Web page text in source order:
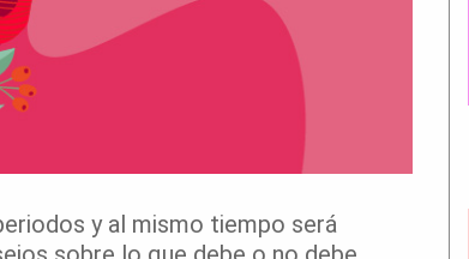
y al mismo tiempo será